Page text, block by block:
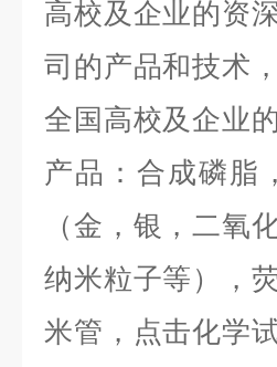
高校及企业的资
司的产品和技术
全国高校及企业
产品：合成磷脂，
（金，银，二氧
纳米粒子等），
米管，点击化学